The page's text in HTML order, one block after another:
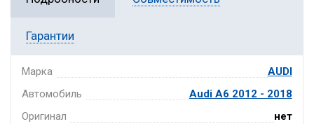
Гарантии
Марка
AUDI
Автомобиль
Audi A6 2012 - 2018
Оригинал
нет